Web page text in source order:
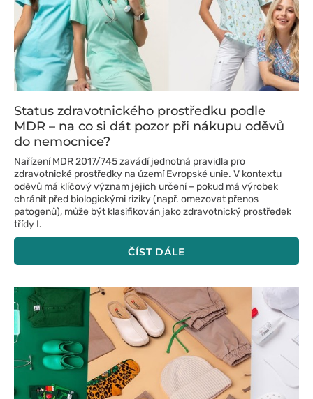
Status zdravotnického prostředku podle
MDR – na co si dát pozor při nákupu oděvů
do nemocnice?
Nařízení MDR 2017/745 zavádí jednotná pravidla pro
zdravotnické prostředky na území Evropské unie. V kontextu
oděvů má klíčový význam jejich určení – pokud má výrobek
chránit před biologickými riziky (např. omezovat přenos
patogenů), může být klasifikován jako zdravotnický prostředek
třídy I.
ČÍST DÁLE